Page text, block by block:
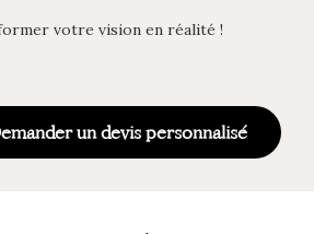
votre vision en réalité !
un devis personnalisé